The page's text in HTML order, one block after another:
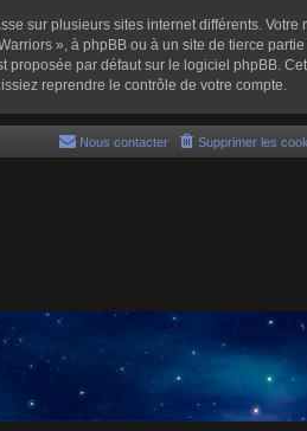
sur plusieurs sites internet différents. Votre
», à phpBB ou à un site de tierce
proposée par défaut sur le logiciel phpBB.
reprendre le contrôle de votre compte.
Supprimer les
Nous contacter